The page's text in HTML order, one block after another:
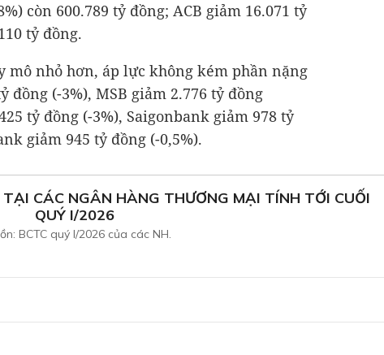
còn 600.789 tỷ đồng; ACB giảm 16.071 tỷ
tỷ đồng.
mô nhỏ hơn, áp lực không kém phần nặng
đồng (-3%), MSB giảm 2.776 tỷ đồng
tỷ đồng (-3%), Saigonbank giảm 978 tỷ
giảm 945 tỷ đồng (-0,5%).
CÁC NGÂN HÀNG THƯƠNG MẠI TÍNH TỚI CUỐI
QUÝ I/2026
BCTC quý I/2026 của các NH.